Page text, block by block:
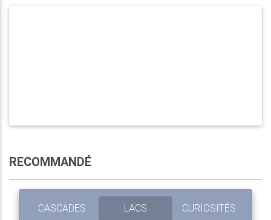
RECOMMANDÉ
CASCADES LACS CURIOSITÉS